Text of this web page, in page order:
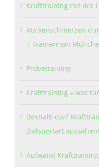
Krafttraining mit der
Rückenschmerzen
| Trainerman
Probetraining
Krafttraining – was
Deshalb darf
Zielsportart aussehen!
Aufwand Krafttraining